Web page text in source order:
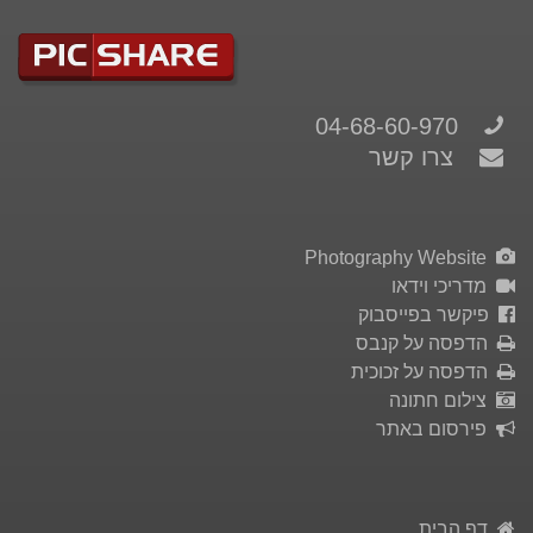
צרו קשר
מדריכי וידאו
פיקשר בפייסבוק
הדפסה על קנבס
הדפסה על זכוכית
צילום חתונה
פירסום באתר
דף הבית